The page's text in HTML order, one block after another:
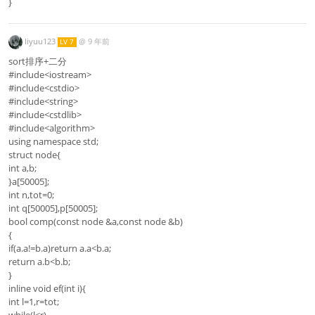
liyuu123 LV 7 @ 9 年前
sort排序+二分
#include<iostream>
#include<cstdio>
#include<string>
#include<cstdlib>
#include<algorithm>
using namespace std;
struct node{
int a,b;
}a[50005];
int n,tot=0;
int q[50005],p[50005];
bool comp(const node &a,const node &b)
{
if(a.a!=b.a)return a.a<b.a;
return a.b<b.b;
}
inline void ef(int i){
int l=1,r=tot;